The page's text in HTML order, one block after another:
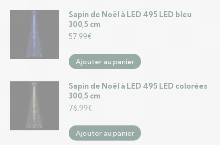
Sapin de Noël à LED 495 LED bleu
300,5 cm
57.99€
Ajouter au panier
Sapin de Noël à LED 495 LED colorées
300,5 cm
76.99€
Ajouter au panier